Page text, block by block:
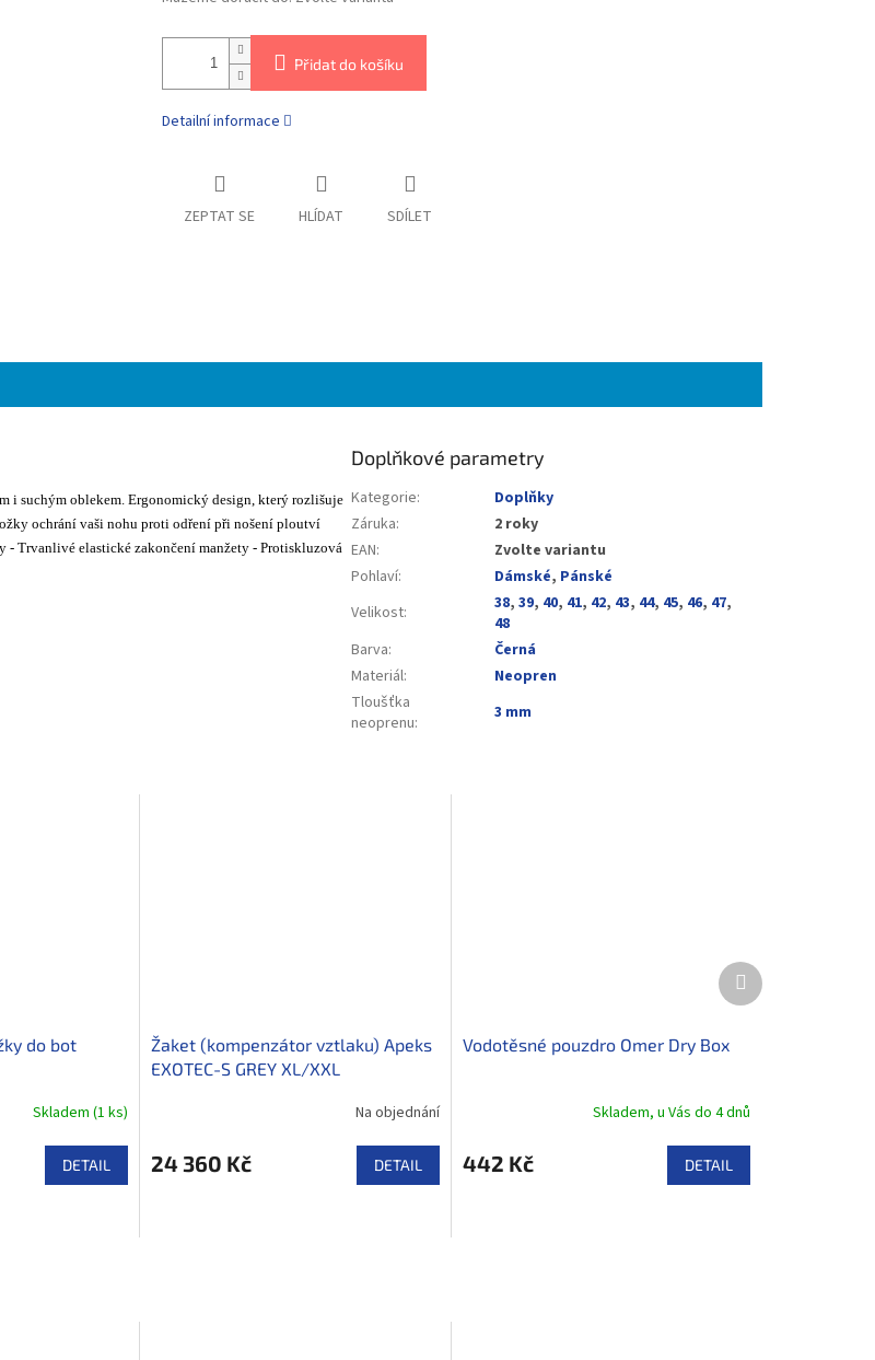
Přidat do košíku
Detailní informace
ZEPTAT SE HLÍDAT SDÍLET
i suchým oblekem. Ergonomický design, který rozlišuje
ochrání vaši nohu proti odření při nošení ploutví
Trvanlivé elastické zakončení manžety - Protiskluzová
Doplňkové parametry
Kategorie:
Doplňky
Záruka:
2 roky
EAN:
Zvolte variantu
Pohlaví: Dámské, Pánské
Velikost: 38,39, 40, 41, 42, 43, 44, 45, 46, 47,
48
Barva:
Černá
Materiál:
Neopren
Tloušťka
neoprenu: 3 mm
do bot
Skladem (1 ks)
DETAIL
Žaket (kompenzátor vztlaku) Apeks
EXOTEC-S GREY XL/XXL
Na objednání
24 360 Kč DETAIL
Vodotěsné pouzdro Omer Dry Box
Skladem, u Vás do 4 dnů
442 Kč DETAIL
Další
produkt